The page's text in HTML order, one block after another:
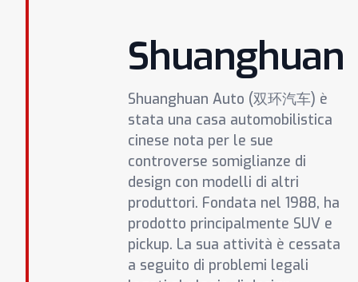
Shuanghuan
Shuanghuan Auto (双环汽车) è
stata una casa automobilistica
cinese nota per le sue
controverse somiglianze di
design con modelli di altri
produttori. Fondata nel 1988, ha
prodotto principalmente SUV e
pickup. La sua attività è cessata
a seguito di problemi legali